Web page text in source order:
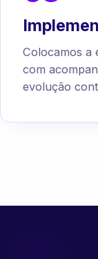
Colocamos a
com
evolução